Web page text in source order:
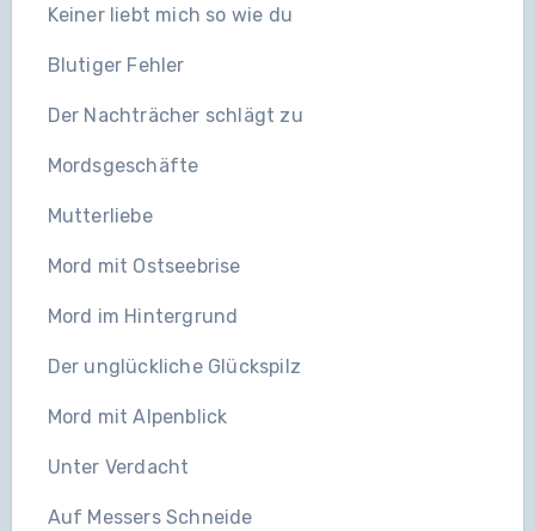
Keiner liebt mich so wie du
Blutiger Fehler
Der Nachträcher schlägt zu
Mordsgeschäfte
Mutterliebe
Mord mit Ostseebrise
Mord im Hintergrund
Der unglückliche Glückspilz
Mord mit Alpenblick
Unter Verdacht
Auf Messers Schneide